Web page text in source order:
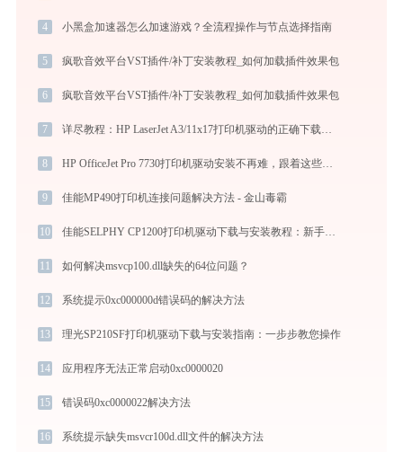
4 小黑盒加速器怎么加速游戏？全流程操作与节点选择指南
5 疯歌音效平台VST插件/补丁安装教程_如何加载插件效果包
6 疯歌音效平台VST插件/补丁安装教程_如何加载插件效果包
7
8 HP OfficeJet Pro 7730打印机驱动安装不再难，跟着这些步骤一学就会
9 佳能MP490打印机连接问题解决方法 - 金山毒霸
10 佳能SELPHY CP1200打印机驱动下载与安装教程：新手也能轻松搞定
11 如何解决msvcp100.dll缺失的64位问题？
12 系统提示0xc000000d错误码的解决方法
13 理光SP210SF打印机驱动下载与安装指南：一步步教您操作
14 应用程序无法正常启动0xc0000020
15 错误码0xc0000022解决方法
16 系统提示缺失msvcr100d.dll文件的解决方法